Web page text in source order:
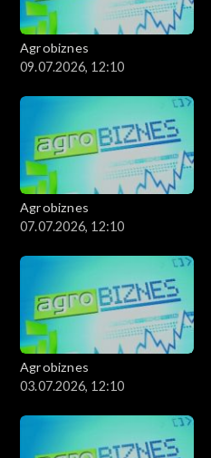
Agrobiznes
09.07.2026, 12:10
Agrobiznes
07.07.2026, 12:10
Agrobiznes
03.07.2026, 12:10